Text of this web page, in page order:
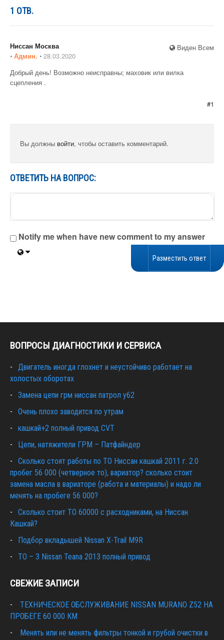
1 ОТВ.
Виден Всем
Ниссан Москва
⋅ Админ. ⋅ 28.03.2020
Добрый день! Возможно неисправны; маховик или вилка
сцепления .
#1
Вы должны войти, чтобы оставить комментарий.
ОТВЕТИТЬ НА ВОПРОС:
Notify me when have new comment to my answer
ВОПРОСЫ ДИАГНОСТИКИ И СЕРВИСА
Двигатель иногда глохнет и неустойчиво работает на
холостых оборотах
Замена цепи грм ниссан патрол y62
Очень плохо заводится по утрам
кашкай+2 полный привод CVT
Цепи, натяжители ГРМ – Патфайндер
Сколько стоят работы по ТО Ниссан кашкай 2011 г. 2.0
пробег 56 000 (четверное то), вариатор? сколько стоит
замена масла в вариаторе (работа и материалы) и надо ли
менять на пробеге 56 000?
Сколько стоит ТО 60000 с расходниками, на Ниссан
Кашкай?
Подбор вкладышей Nissan X-Trail M9R
ТО – 3 Nissan Teana 2013 полный привод
СВЕЖИЕ ЗАПИСИ
ТЕХНИЧЕСКОЕ ОБСЛУЖИВАНИЕ NISSAN MURANO Z52 НА
ПРОБЕГЕ 60 000 КМ
Менять или не менять фильтры тонкой и грубой очистки в